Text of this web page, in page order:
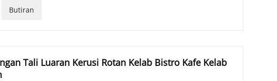
Butiran
Tali Luaran Kerusi Rotan Kelab Bistro Kafe Kelab